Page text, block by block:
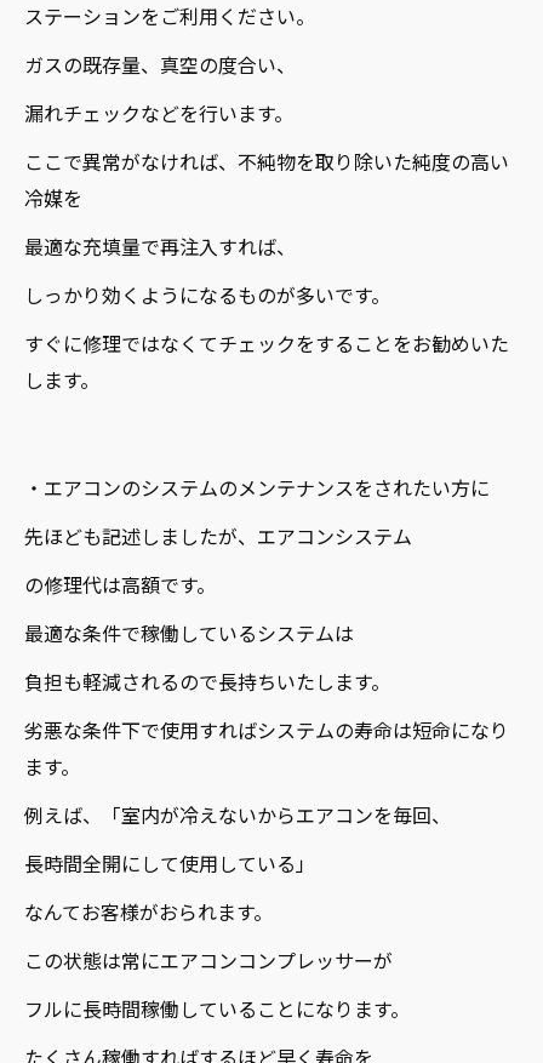
ステーションをご利用ください。
ガスの既存量、真空の度合い、
漏れチェックなどを行います。
ここで異常がなければ、不純物を取り除いた純度の高い
冷媒を
最適な充填量で再注入すれば、
しっかり効くようになるものが多いです。
すぐに修理ではなくてチェックをすることをお勧めいた
します。
・エアコンのシステムのメンテナンスをされたい方に
先ほども記述しましたが、エアコンシステム
の修理代は高額です。
最適な条件で稼働しているシステムは
負担も軽減されるので長持ちいたします。
劣悪な条件下で使用すればシステムの寿命は短命になり
ます。
例えば、「室内が冷えないからエアコンを毎回、
長時間全開にして使用している」
なんてお客様がおられます。
この状態は常にエアコンコンプレッサーが
フルに長時間稼働していることになります。